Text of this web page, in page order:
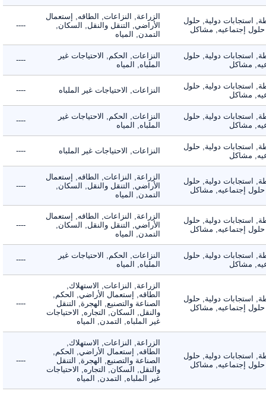
استجابات دولية, حلول
إجتماعيه, مشاكل
الزراعة, النزاعات, الطاقه, إستعمال
الأراضي, التنقل والنقل, السكان,
التمدن, المياه
----
استجابات دولية, حلول
مشاكل
النزاعات, الحكم, الاحتياجات غير
الملباه, المياه
----
استجابات دولية, حلول
مشاكل
النزاعات, الاحتياجات غير الملباه ----
استجابات دولية, حلول
مشاكل
النزاعات, الحكم, الاحتياجات غير
الملباه, المياه
----
استجابات دولية, حلول
مشاكل
النزاعات, الاحتياجات غير الملباه ----
استجابات دولية, حلول
إجتماعيه, مشاكل
الزراعة, النزاعات, الطاقه, إستعمال
الأراضي, التنقل والنقل, السكان,
التمدن, المياه
----
استجابات دولية, حلول
إجتماعيه, مشاكل
الزراعة, النزاعات, الطاقه, إستعمال
الأراضي, التنقل والنقل, السكان,
التمدن, المياه
----
استجابات دولية, حلول
مشاكل
النزاعات, الحكم, الاحتياجات غير
الملباه, المياه
----
استجابات دولية, حلول
إجتماعيه, مشاكل
الزراعة, النزاعات, الاستهلاك,
الطاقه, إستعمال الأراضي, الحكم,
الصناعة والتصنيع, الهجرة, التنقل
والنقل, السكان, التجاره, الاحتياجات
غير الملباه, التمدن, المياه
----
استجابات دولية, حلول
إجتماعيه, مشاكل
الزراعة, النزاعات, الاستهلاك,
الطاقه, إستعمال الأراضي, الحكم,
الصناعة والتصنيع, الهجرة, التنقل
والنقل, السكان, التجاره, الاحتياجات
غير الملباه, التمدن, المياه
----